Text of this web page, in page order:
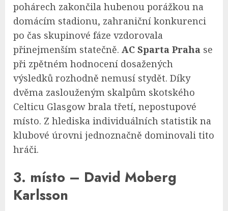
pohárech zakončila hubenou porážkou na
domácím stadionu, zahraniční konkurenci
po čas skupinové fáze vzdorovala
přinejmenším statečně. AC Sparta Praha se
při zpětném hodnocení dosažených
výsledků rozhodně nemusí stydět. Díky
dvěma zaslouženým skalpům skotského
Celticu Glasgow brala třetí, nepostupové
místo. Z hlediska individuálních statistik na
klubové úrovni jednoznačně dominovali tito
hráči.
3. místo – David Moberg
Karlsson